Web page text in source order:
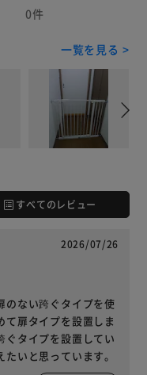
0件
一覧を見る >
すべてのレビュー
2026/07/26
のない跨ぐタイプを使
て扉タイプを設置しま
ぐタイプを設置してい
いと思っています。